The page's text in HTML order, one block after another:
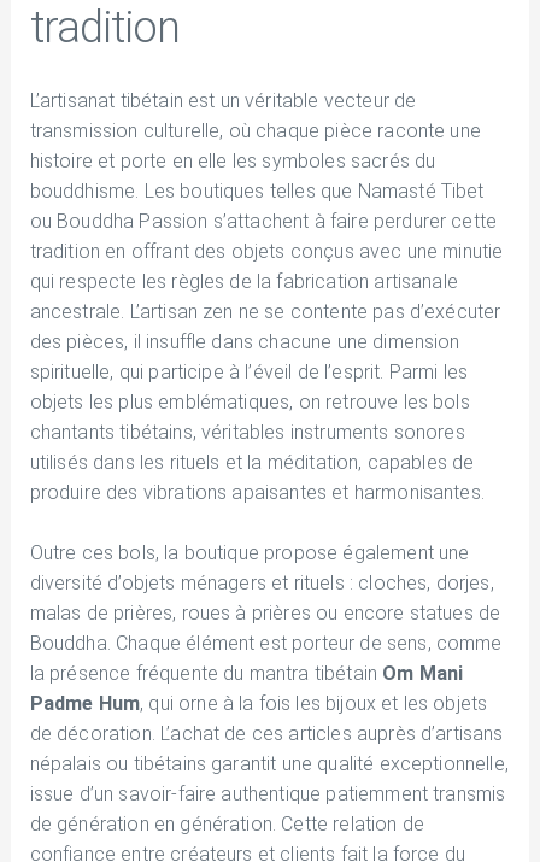
tradition
L’artisanat tibétain est un véritable vecteur de
transmission culturelle, où chaque pièce raconte une
histoire et porte en elle les symboles sacrés du
bouddhisme. Les boutiques telles que Namasté Tibet
ou Bouddha Passion s’attachent à faire perdurer cette
tradition en offrant des objets conçus avec une minutie
qui respecte les règles de la fabrication artisanale
ancestrale. L’artisan zen ne se contente pas d’exécuter
des pièces, il insuffle dans chacune une dimension
spirituelle, qui participe à l’éveil de l’esprit. Parmi les
objets les plus emblématiques, on retrouve les bols
chantants tibétains, véritables instruments sonores
utilisés dans les rituels et la méditation, capables de
produire des vibrations apaisantes et harmonisantes.
Outre ces bols, la boutique propose également une
diversité d’objets ménagers et rituels : cloches, dorjes,
malas de prières, roues à prières ou encore statues de
Bouddha. Chaque élément est porteur de sens, comme
la présence fréquente du mantra tibétain Om Mani
Padme Hum, qui orne à la fois les bijoux et les objets
de décoration. L’achat de ces articles auprès d’artisans
népalais ou tibétains garantit une qualité exceptionnelle,
issue d’un savoir-faire authentique patiemment transmis
de génération en génération. Cette relation de
confiance entre créateurs et clients fait la force du